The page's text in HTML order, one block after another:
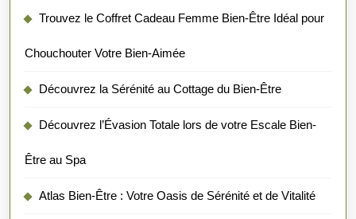
Trouvez le Coffret Cadeau Femme Bien-Être Idéal pour
Chouchouter Votre Bien-Aimée
Découvrez la Sérénité au Cottage du Bien-Être
Découvrez l’Évasion Totale lors de votre Escale Bien-
Être au Spa
Atlas Bien-Être : Votre Oasis de Sérénité et de Vitalité